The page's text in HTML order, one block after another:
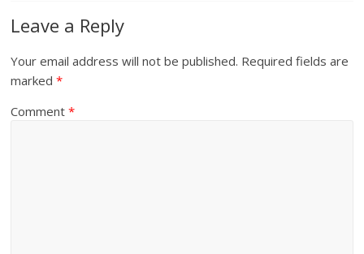
Leave a Reply
Your email address will not be published. Required fields are
marked*
Comment*